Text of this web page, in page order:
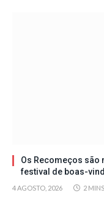
Os Recomeços são
festival de boas-
4 AGOSTO, 2026 2